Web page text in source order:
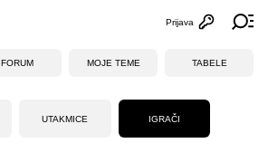
Otvori
Prijava
FORUM MOJE TEME TABELE
UTAKMICE IGRAČI